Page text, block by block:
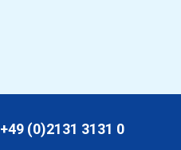
+49 (0)2131 3131 0